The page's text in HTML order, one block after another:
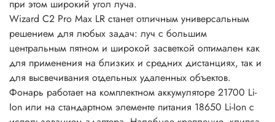
при этом широкий угол луча.
Wizard C2 Pro Max LR станет отличным универсальным
решением для любых задач: луч с большим
центральным пятном и широкой засветкой оптимален как
для применения на близких и средних дистанциях, так и
для высвечивания отдельных удаленных объектов.
Фонарь работает на комплектном аккумуляторе 21700 Li-
Ion или на стандартном элементе питания 18650 Li-Ion с